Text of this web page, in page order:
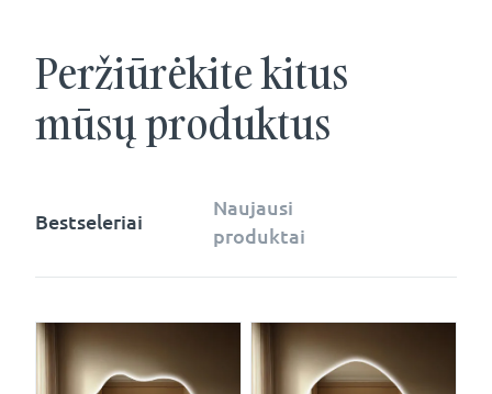
Peržiūrėkite kitus
mūsų produktus
Bestseleriai
Naujausi
produktai